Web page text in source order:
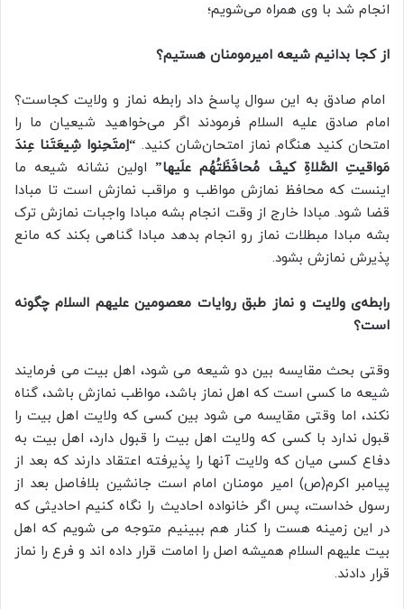
انجام شد با وی همراه می‌شویم؛
از کجا بدانیم شیعه امیرمومنان هستیم؟
امام صادق به این سوال پاسخ داد رابطه نماز و ولایت کجاست؟
امام صادق علیه السلام فرمودند اگر می‌خواهید شیعیان ما را
امتحان کنید هنگام نماز امتحان‌شان کنید. “اِمتَحِنوا شِيعَتَنا عِندَ
مَواقيتِ الصَّلاةِ كيفَ مُحافَظَتُهُم علَيها” اولین نشانه شیعه ما
اینست که محافظ نمازش مواظب و مراقب نمازش است تا مبادا
قضا شود. مبادا خارج از وقت انجام بشه مبادا واجبات نمازش ترک
بشه مبادا مبطلات نماز رو انجام بدهد مبادا گناهی بکند که مانع
پذیرش نمازش بشود.
رابطه‌ی ولایت و نماز طبق روایات معصومین علیهم السلام چگونه
است؟
وقتی بحث مقایسه بین دو شیعه می شود، اهل بیت می فرمایند
شیعه ما کسی است که اهل نماز باشد، مواظب نمازش باشد، گناه
نکند، اما وقتی مقایسه می شود بین کسی که ولایت اهل بیت را
قبول ندارد با کسی که ولایت اهل بیت را قبول دارد، اهل بیت به
دفاع کسی میان که ولایت آنها را پذیرفته اعتقاد دارند که بعد از
پیامبر اکرم(ص) امیر مومنان امام است جانشین بلافاصل بعد از
رسول خداست، پس اگر خانواده احادیث را نگاه کنیم احادیثی که
در این زمینه هست را کنار هم ببینیم متوجه می شویم که اهل
بیت علیهم السلام همیشه اصل را امامت قرار داده اند و فرع را نماز
قرار دادند.